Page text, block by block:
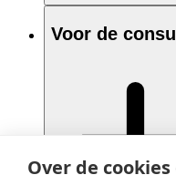
Over de
Voor de